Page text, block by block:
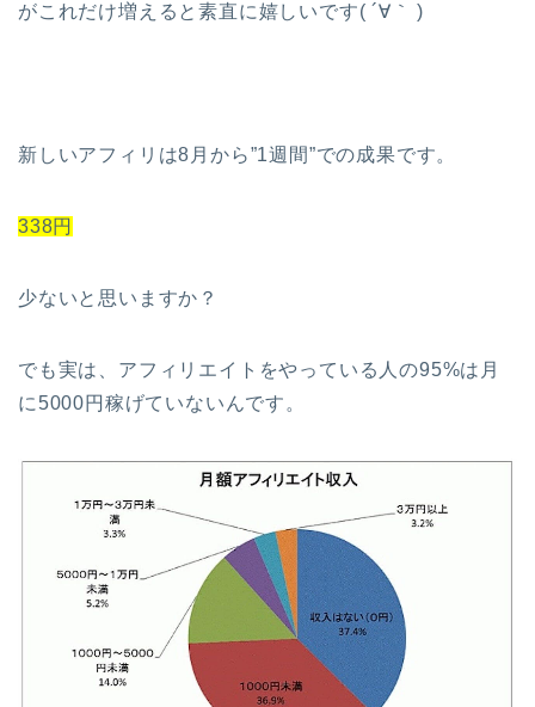
がこれだけ増えると素直に嬉しいです( ´∀｀ )
新しいアフィリは8月から”1週間”での成果です。
338円
少ないと思いますか？
でも実は、アフィリエイトをやっている人の95%は月
に5000円稼げていないんです。